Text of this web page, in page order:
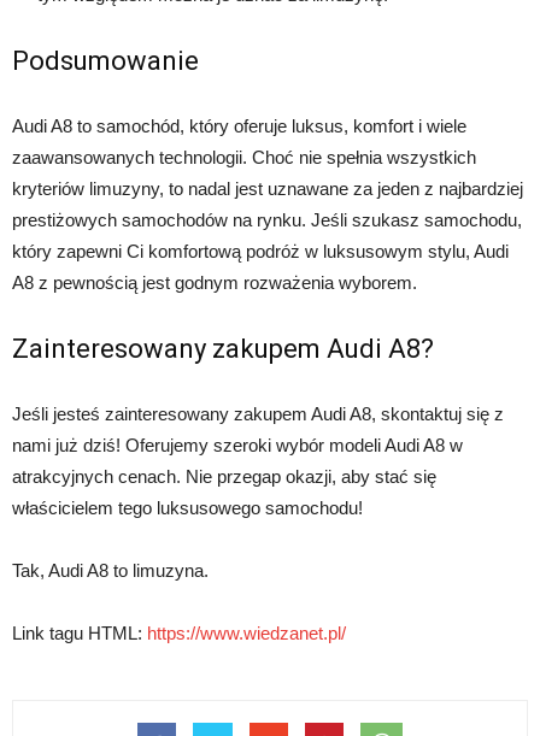
Podsumowanie
Audi A8 to samochód, który oferuje luksus, komfort i wiele
zaawansowanych technologii. Choć nie spełnia wszystkich
kryteriów limuzyny, to nadal jest uznawane za jeden z najbardziej
prestiżowych samochodów na rynku. Jeśli szukasz samochodu,
który zapewni Ci komfortową podróż w luksusowym stylu, Audi
A8 z pewnością jest godnym rozważenia wyborem.
Zainteresowany zakupem Audi A8?
Jeśli jesteś zainteresowany zakupem Audi A8, skontaktuj się z
nami już dziś! Oferujemy szeroki wybór modeli Audi A8 w
atrakcyjnych cenach. Nie przegap okazji, aby stać się
właścicielem tego luksusowego samochodu!
Tak, Audi A8 to limuzyna.
Link tagu HTML: https://www.wiedzanet.pl/